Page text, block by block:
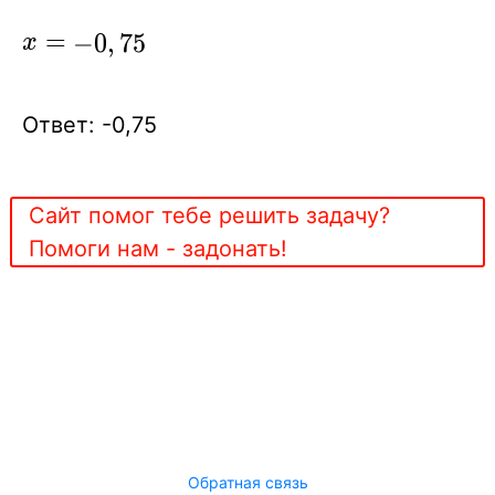
x=
x = −0, 75
Ответ: -0,75
Сайт помог тебе решить задачу?
Помоги нам - задонать!
Обратная связь